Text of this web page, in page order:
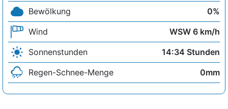
Bewölkung
0%
Wind
WSW 6 km/h
Sonnenstunden
14:34 Stunden
Regen-Schnee-Menge
0mm